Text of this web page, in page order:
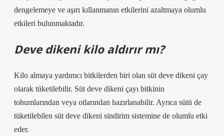
dengelemeye ve aşırı kıllanmanın etkilerini azaltmaya olumlu
etkileri bulunmaktadır.
Deve dikeni kilo aldırır mı?
Kilo almaya yardımcı bitkilerden biri olan süt deve dikeni çay
olarak tüketilebilir. Süt deve dikeni çayı bitkinin
tohumlarından veya otlarından hazırlanabilir. Ayrıca sütü de
tüketilebilen süt deve dikeni sindirim sistemine de olumlu etki
eder.